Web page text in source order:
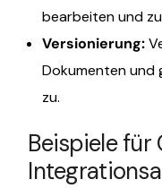
bearbeiten und
Versionierung:
Dokumenten und
zu.
Beispiele für